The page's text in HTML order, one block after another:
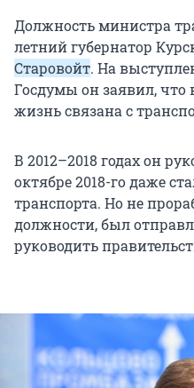
Должность министра
летний губернатор
Старовойт. На
Госдумы он заявил, что
жизнь связана с
В 2012–2018 годах он
октябре 2018-го даже
транспорта. Но не
должности, был
руководить